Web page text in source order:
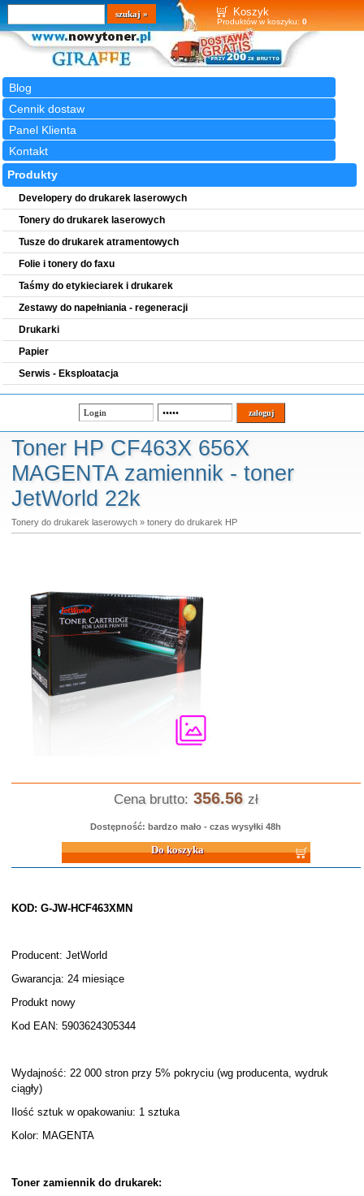
Koszyk
Produktów w koszyku: 0
Blog
Cennik dostaw
Panel Klienta
Kontakt
Wyszukiwarka
szukaj
Produkty
Developery do drukarek laserowych
Tonery do drukarek laserowych
Tusze do drukarek atramentowych
Folie i tonery do faxu
Taśmy do etykieciarek i drukarek
Zestawy do napełniania - regeneracji
Drukarki
Papier
Serwis - Eksploatacja
Toner HP CF463X 656X
MAGENTA zamiennik - toner
JetWorld 22k
Tonery do drukarek laserowych» tonery do drukarek HP
Cena brutto: 356.56 zł
Dostępność: bardzo mało - czas wysyłki 48h
Do koszyka
KOD: G-JW-HCF463XMN
Producent: JetWorld
Gwarancja: 24 miesiące
Produkt nowy
Kod EAN: 5903624305344
Wydajność: 22 000 stron przy 5% pokryciu (wg producenta, wydruk
ciągły)
Ilość sztuk w opakowaniu: 1 sztuka
Kolor: MAGENTA
Toner zamiennik do drukarek: